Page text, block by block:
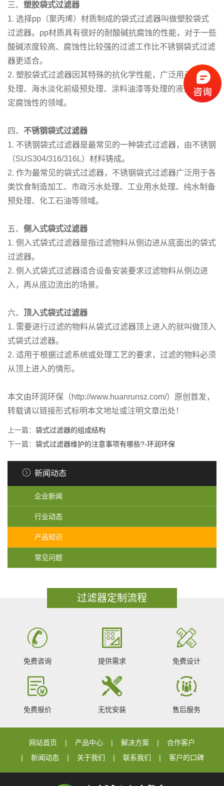
三、 塑胶袋式过滤器
1. 选择pp（聚丙烯）材质制成的袋式过滤器叫做塑胶袋式
过滤器。pp材质具有很好的耐酸碱抗腐蚀的性能，对于一些
酸碱浓度较高、腐蚀性比较强的过滤工作比不锈钢袋式过滤
器更适合。
2. 塑胶袋式过滤器因其特殊的抗化学性能，广泛用于工业水
处理、海水淡化前级预处理、涂料油漆等处理的液体具有一
定腐蚀性的领域。
四、 不锈钢袋式过滤器
1. 不锈钢袋式过滤器是最常见的一种袋式过滤器，由不锈钢
（SUS304/316/316L）材料铸成。
2. 作为最常见的袋式过滤器，不锈钢袋式过滤器广泛用于各
类饮食制造加工、市政污水处理、工业用水处理、纯水制备
预处理、化工石油等领域。
五、 侧入式袋式过滤器
1. 侧入式袋式过滤器是指过滤物料从侧边进从底面出的袋式
过滤器。
2. 侧入式袋式过滤器适合设备安装要求过滤物料从侧边进
入，再从底边流出的场景。
六、
顶入式袋式过滤器
1. 需要进行过滤的物料从袋式过滤器顶上进入的就叫做顶入
式袋式过滤器。
2. 适用于根据过滤系统或处理工艺的要求，过滤的物料必须
从顶上进入的情形。
本文由环润环保（http://www.huanrunsz.com/）原创首发，
转载请以链接形式标明本文地址或注明文章出处！
上一篇： 袋式过滤器的组成结构
下一篇： 袋式过滤器维护的注意事项有哪些?-环润环保
新闻动态
企业新闻
行业动态
产品知识
常见问题
过滤器定制流程
免费咨询 提供需求 免费设计
免费报价 无忧安装 售后服务
网站首页 产品中心 解决方案
合作客户
新闻动态
关于我们 联系我们 客户的口碑